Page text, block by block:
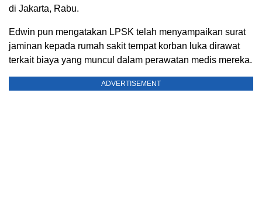
di Jakarta, Rabu.
Edwin pun mengatakan LPSK telah menyampaikan surat
jaminan kepada rumah sakit tempat korban luka dirawat
terkait biaya yang muncul dalam perawatan medis mereka.
ADVERTISEMENT